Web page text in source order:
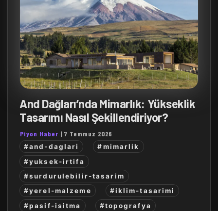
And Dağları’nda Mimarlık: Yükseklik
Tasarımı Nasıl Şekillendiriyor?
Piyon Haber | 7 Temmuz 2026
#and-daglari
#mimarlik
#yuksek-irtifa
#surdurulebilir-tasarim
#yerel-malzeme
#iklim-tasarimi
#pasif-isitma
#topografya